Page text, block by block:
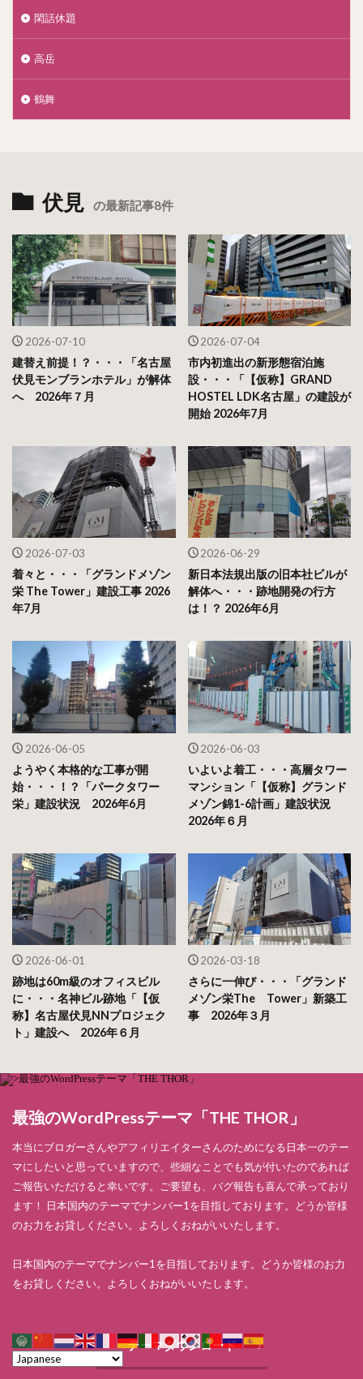
閑話休題
高岳
鶴舞
伏見 の最新記事8件
2026-07-10
建替え前提！？・・・「名古屋
伏見モンブランホテル」が解体
へ 2026年７月
2026-07-04
市内初進出の新形態宿泊施
設・・・「【仮称】GRAND
HOSTEL LDK名古屋」の建設が
開始 2026年7月
2026-07-03
着々と・・・「グランドメゾン
栄 The Tower」建設工事 2026
年7月
2026-06-29
新日本法規出版の旧本社ビルが
解体へ・・・跡地開発の行方
は！？ 2026年6月
2026-06-05
ようやく本格的な工事が開
始・・・！？「パークタワー
栄」建設状況 2026年6月
2026-06-03
いよいよ着工・・・高層タワー
マンション「【仮称】グランド
メゾン錦1-6計画」建設状況
2026年６月
2026-06-01
跡地は60m級のオフィスビル
に・・・名神ビル跡地「【仮
称】名古屋伏見NNプロジェク
ト」建設へ 2026年６月
2026-03-18
さらに一伸び・・・「グランド
メゾン栄The Tower」新築工
事 2026年３月
最強のWordPressテーマ「THE THOR」
本当にブロガーさんやアフィリエイターさんのためになる日本一のテー
マにしたいと思っていますので、些細なことでも気が付いたのであれば
ご報告いただけると幸いです。ご要望も、バグ報告も喜んで承っており
ます！ 日本国内のテーマでナンバー1を目指しております。どうか皆様
のお力をお貸しください。よろしくおねがいいたします。
日本国内のテーマでナンバー1を目指しております。どうか皆様のお力
をお貸しください。よろしくおねがいいたします。
テーマダウンロード